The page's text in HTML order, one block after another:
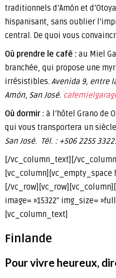
traditionnels d’Amón et
hispanisant, sans oublier
central. De quoi vous
Où prendre le café : au Miel
branchée, qui propose une
irrésistibles. Avenida 9, entre
Amón, San José.
Où dormir : à l’hôtel Grano de
qui vous transportera un
San José. Tél. : +506 2255 3322.
[/vc_column_text][/
[vc_column][vc_empty_space
[/
image= »15322″ img_size=
[vc_column_text]
Finlande
Pour vivre heureux,